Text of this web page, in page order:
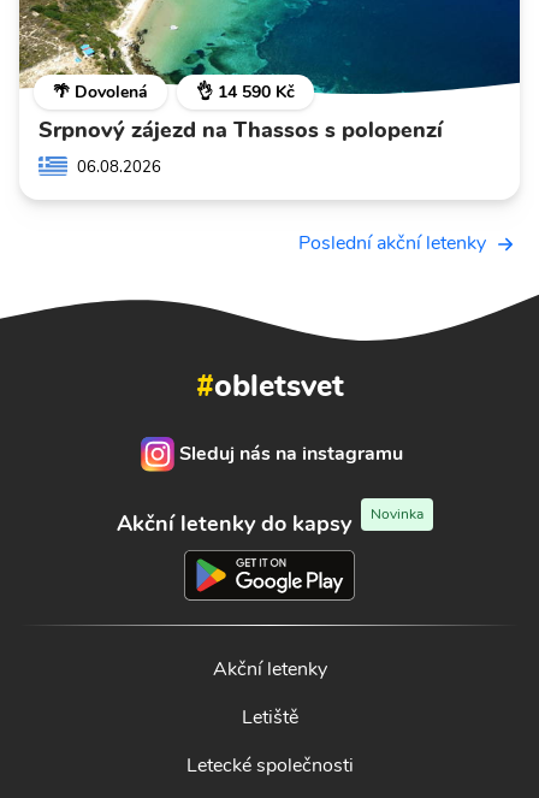
🌴 Dovolená 👌 14 590 Kč
Srpnový zájezd na Thassos s polopenzí
06.08.2026
Poslední akční letenky
#obletsvet
Sleduj nás na instagramu
Akční letenky do kapsy Novinka
Akční letenky
Letiště
Letecké společnosti